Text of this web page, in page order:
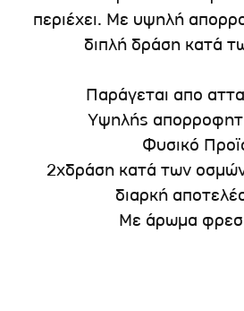
περιέχει. Με υψηλή
διπλή δράση κατά
Παράγεται απο
Υψηλής
Φυσικό
2xδράση κατά των οσμών
διαρκή
Με άρωμα